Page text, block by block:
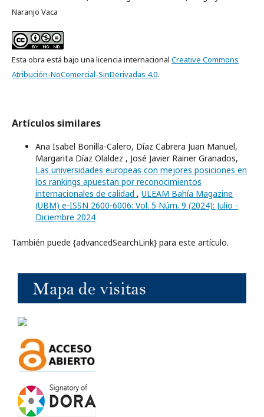
Naranjo Vaca
Esta obra está bajo una licencia internacional Creative Commons
Atribución-NoComercial-SinDerivadas 4.0.
Artículos similares
Ana Isabel Bonilla-Calero, Díaz Cabrera Juan Manuel,
Margarita Díaz Olaldez , José Javier Rainer Granados,
Las universidades europeas con mejores posiciones en
los rankings apuestan por reconocimientos
internacionales de calidad , ULEAM Bahía Magazine
(UBM) e-ISSN 2600-6006: Vol. 5 Núm. 9 (2024): Julio -
Diciembre 2024
También puede {advancedSearchLink} para este artículo.